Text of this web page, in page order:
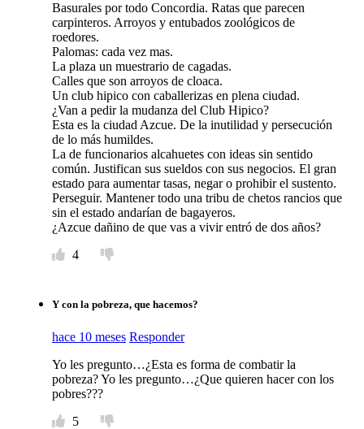
Basurales por todo Concordia. Ratas que parecen
carpinteros. Arroyos y entubados zoológicos de
roedores.
Palomas: cada vez mas.
La plaza un muestrario de cagadas.
Calles que son arroyos de cloaca.
Un club hipico con caballerizas en plena ciudad.
¿Van a pedir la mudanza del Club Hipico?
Esta es la ciudad Azcue. De la inutilidad y persecución
de lo más humildes.
La de funcionarios alcahuetes con ideas sin sentido
común. Justifican sus sueldos con sus negocios. El gran
estado para aumentar tasas, negar o prohibir el sustento.
Perseguir. Mantener todo una tribu de chetos rancios que
sin el estado andarían de bagayeros.
¿Azcue dañino de que vas a vivir entró de dos años?
4
Y con la pobreza, que hacemos?
hace 10 meses Responder
Yo les pregunto…¿Esta es forma de combatir la
pobreza? Yo les pregunto…¿Que quieren hacer con los
pobres???
5